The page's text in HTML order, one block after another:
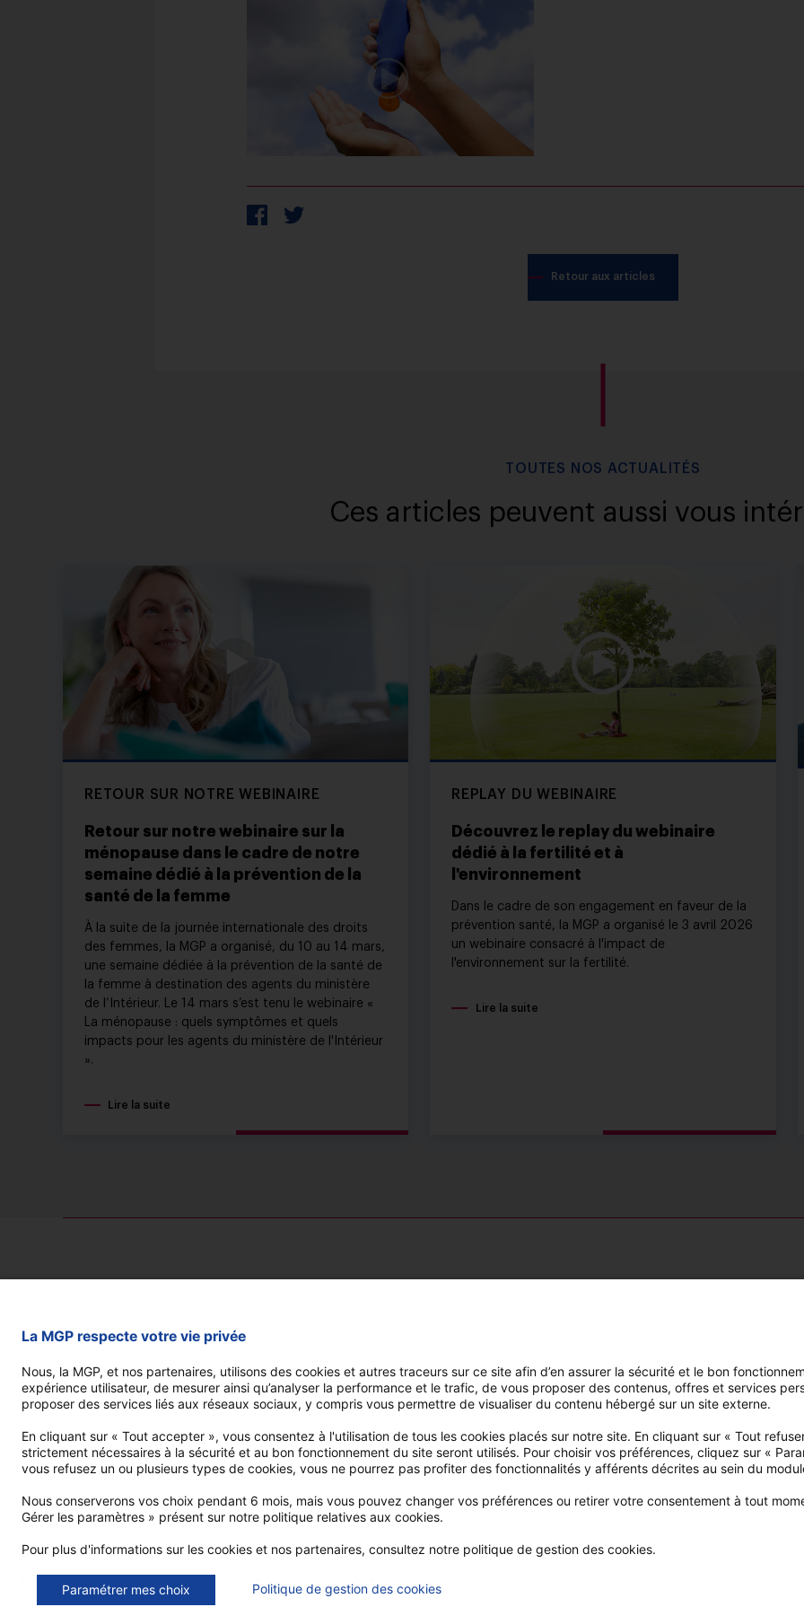
Retour aux articles
TOUTES NOS ACTUALITÉS
Ces articles peuvent aussi vous
RETOUR SUR NOTRE WEBINAIRE
Retour sur notre webinaire sur la
ménopause dans le cadre de notre
semaine dédié à la prévention de la
santé de la femme
À la suite de la journée internationale des droits
des femmes, la MGP a organisé, du 10 au 14 mars,
une semaine dédiée à la prévention de la santé de
la femme à destination des agents du ministère
de l’Intérieur. Le 14 mars s’est tenu le webinaire «
La ménopause : quels symptômes et quels
impacts pour les agents du ministère de l'Intérieur
».
Lire la suite
REPLAY DU WEBINAIRE
Découvrez le replay du webinaire
dédié à la fertilité et à
l'environnement
Dans le cadre de son engagement en faveur de la
prévention santé, la MGP a organisé le 3 avril 2026
un webinaire consacré à l'impact de
l'environnement sur la fertilité.
Lire la suite
Lyria décès
Contrat PSC
Nous rejoindre
Nos actualités
Nos conseils santé
Publications
Espace élu
Espace adhérent
Devis et adhésion en
ligne
La MGP respecte votre vie privée
Nous, la MGP, et nos partenaires, utilisons des cookies et autres traceurs sur ce site afin d’en assurer la sécurité et le bon
expérience utilisateur, de mesurer ainsi qu’analyser la performance et le trafic, de vous proposer des contenus, offres et services
proposer des services liés aux réseaux sociaux, y compris vous permettre de visualiser du contenu hébergé sur un site externe.
En cliquant sur « Tout accepter », vous consentez à l'utilisation de tous les cookies placés sur notre site. En cliquant sur « Tout
strictement nécessaires à la sécurité et au bon fonctionnement du site seront utilisés. Pour choisir vos préférences, cliquez sur «
vous refusez un ou plusieurs types de cookies, vous ne pourrez pas profiter des fonctionnalités y afférents décrites au sein du
Nous conserverons vos choix pendant 6 mois, mais vous pouvez changer vos préférences ou retirer votre consentement à tout
Gérer les paramètres » présent sur notre politique relatives aux cookies.
Pour plus d'informations sur les cookies et nos partenaires, consultez notre politique de gestion des cookies.
Mesure d'audience
Publicité
Paramétrer mes choix Politique de gestion des cookies